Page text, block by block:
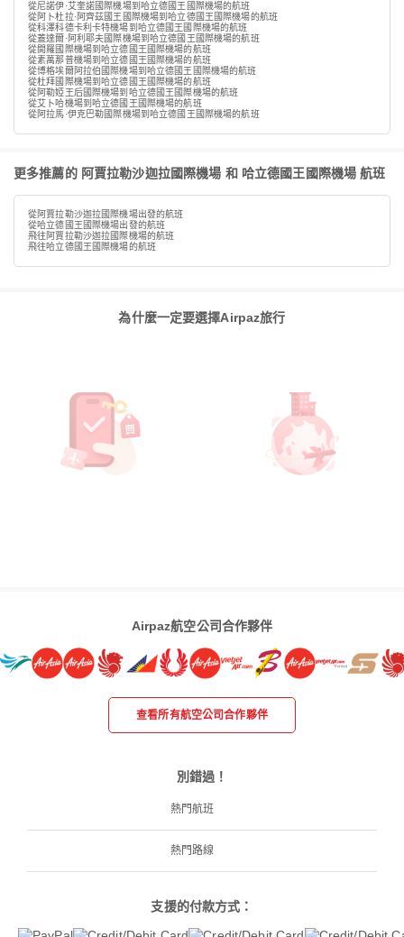
從尼諾伊·艾奎諾國際機場到哈立德國王國際機場的航班
從阿卜杜拉·阿齊茲國王國際機場到哈立德國王國際機場的航班
從科澤科德卡利卡特機場到哈立德國王國際機場的航班
從蓋達爾·阿利耶夫國際機場到哈立德國王國際機場的航班
從開羅國際機場到哈立德國王國際機場的航班
從素萬那普機場到哈立德國王國際機場的航班
從博格埃爾阿拉伯國際機場到哈立德國王國際機場的航班
從杜拜國際機場到哈立德國王國際機場的航班
從阿勒婭王后國際機場到哈立德國王國際機場的航班
從艾卜哈機場到哈立德國王國際機場的航班
從阿拉馬·伊克巴勒國際機場到哈立德國王國際機場的航班
更多推薦的 阿賈拉勒沙迦拉國際機場 和 哈立德國王國際機場 航班
從阿賈拉勒沙迦拉國際機場出發的航班
從哈立德國王國際機場出發的航班
飛往阿賈拉勒沙迦拉國際機場的航班
飛往哈立德國王國際機場的航班
為什麼一定要選擇Airpaz旅行
Airpaz航空公司合作夥伴
查看所有航空公司合作夥伴
別錯過！
熱門航班
熱門路線
支援的付款方式：